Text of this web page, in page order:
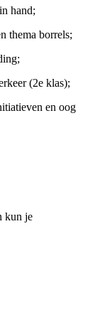
hand;
thema borrels;
(2e klas);
en oog
kun je